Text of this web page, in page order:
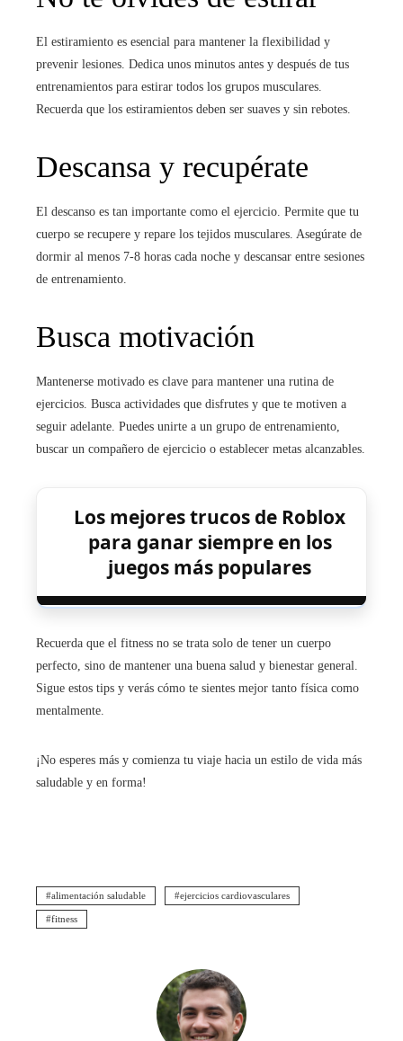
El estiramiento es esencial para mantener la flexibilidad y
prevenir lesiones. Dedica unos minutos antes y después de tus
entrenamientos para estirar todos los grupos musculares.
Recuerda que los estiramientos deben ser suaves y sin rebotes.
Descansa y recupérate
El descanso es tan importante como el ejercicio. Permite que tu
cuerpo se recupere y repare los tejidos musculares. Asegúrate de
dormir al menos 7-8 horas cada noche y descansar entre sesiones
de entrenamiento.
Busca motivación
Mantenerse motivado es clave para mantener una rutina de
ejercicios. Busca actividades que disfrutes y que te motiven a
seguir adelante. Puedes unirte a un grupo de entrenamiento,
buscar un compañero de ejercicio o establecer metas alcanzables.
Los mejores trucos de Roblox
para ganar siempre en los
juegos más populares
Recuerda que el fitness no se trata solo de tener un cuerpo
perfecto, sino de mantener una buena salud y bienestar general.
Sigue estos tips y verás cómo te sientes mejor tanto física como
mentalmente.
¡No esperes más y comienza tu viaje hacia un estilo de vida más
saludable y en forma!
alimentación saludable ejercicios cardiovasculares
fitness